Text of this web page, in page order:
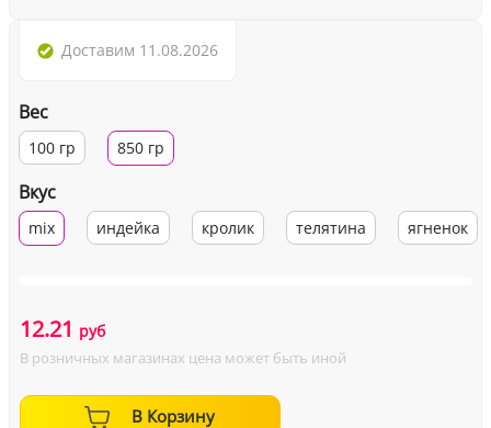
Доставим 11.08.2026
Вес
100 гр 850 гр
Вкус
mix индейка кролик телятина ягненок
12.21 руб
В розничных магазинах цена может быть иной
В Корзину